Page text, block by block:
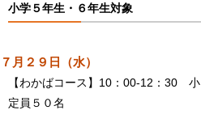
小学５年生・６年生対象
７月２９日（水）
【わかばコース】10：00-12：30
定員５０名